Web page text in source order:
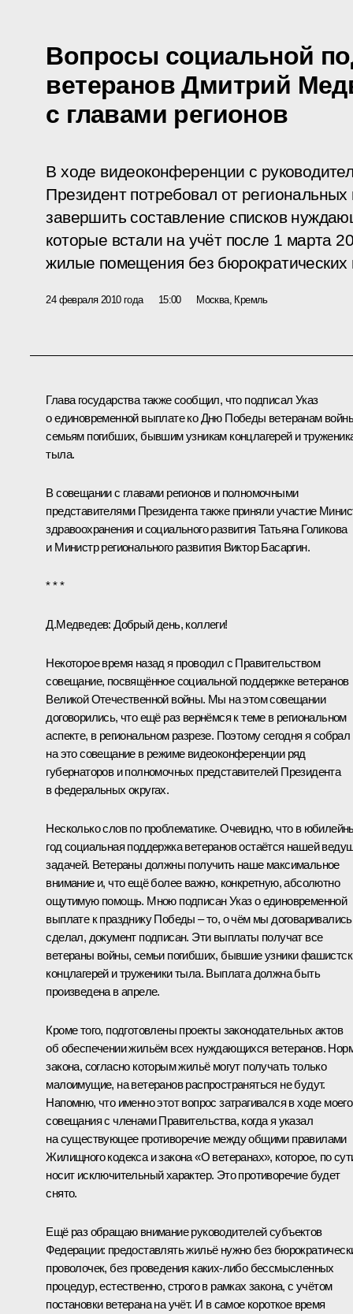
Вопросы социальной
ветеранов Дмитрий
с главами регионов
В ходе видеоконференции с
Президент потребовал от региональных
завершить составление списков
которые встали на учёт после 1 марта
жилые помещения без бюрократических
24 февраля 2010 года 15:00 Москва, Кремль
Глава государства также сообщил, что подписал Указ
о единовременной выплате ко Дню Победы ветеранам
семьям погибших, бывшим узникам концлагерей и
тыла.
В совещании с главами регионов и полномочными
представителями Президента также приняли участие
здравоохранения и социального развития Татьяна Голикова
и Министр регионального развития Виктор Басаргин.
* * *
Д.Медведев: Добрый день, коллеги!
Некоторое время назад я проводил с Правительством
совещание, посвящённое социальной поддержке ветеранов
Великой Отечественной войны. Мы на этом совещании
договорились, что ещё раз вернёмся к теме в региональном
аспекте, в региональном разрезе. Поэтому сегодня я собрал
на это совещание в режиме видеоконференции ряд
губернаторов и полномочных представителей Президента
в федеральных округах.
Несколько слов по проблематике. Очевидно, что в
год социальная поддержка ветеранов остаётся нашей
задачей. Ветераны должны получить наше максимальное
внимание и, что ещё более важно, конкретную, абсолютно
ощутимую помощь. Мною подписан Указ о единовременной
выплате к празднику Победы – то, о чём мы
сделал, документ подписан. Эти выплаты получат все
ветераны войны, семьи погибших, бывшие узники
концлагерей и труженики тыла. Выплата должна быть
произведена в апреле.
Кроме того, подготовлены проекты законодательных актов
об обеспечении жильём всех нуждающихся ветеранов.
закона, согласно которым жильё могут получать только
малоимущие, на ветеранов распространяться не будут.
Напомню, что именно этот вопрос затрагивался в ходе моего
совещания с членами Правительства, когда я указал
на существующее противоречие между общими правилами
Жилищного кодексаизакона «О ветеранах», которое, по
носит исключительный характер. Это противоречие будет
снято.
Ещё раз обращаю внимание руководителей субъектов
Федерации: предоставлять жильё нужно без
проволочек, без проведения каких‑либо бессмысленных
процедур, естественно, строго в рамках закона, с учётом
постановки ветерана на учёт. И в самое короткое время